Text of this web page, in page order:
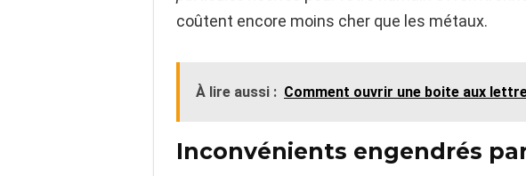
coûtent encore moins cher que les métaux.
À lire aussi : Comment ouvrir une boite aux
Inconvénients engendrés